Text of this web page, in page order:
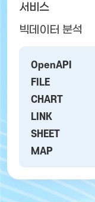
서비스
빅데이터 분석
OpenAPI
FILE
CHART
LINK
SHEET
MAP